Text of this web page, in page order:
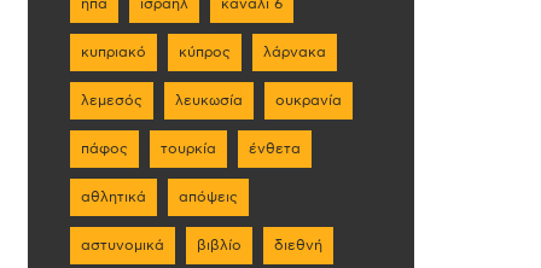
ηπα ισραήλ κανάλι 6
κυπριακό κύπρος λάρνακα
λεμεσός λευκωσία ουκρανία
πάφος τουρκία ένθετα
αθλητικά απόψεις
αστυνομικά βιβλίο διεθνή